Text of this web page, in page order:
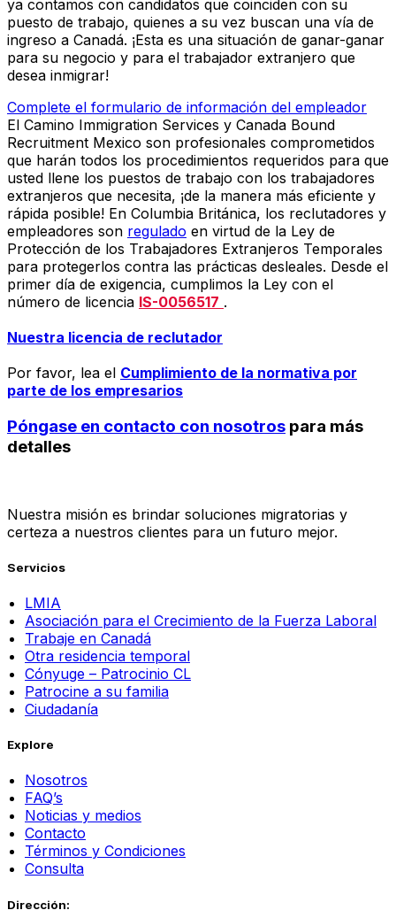
ya contamos con candidatos que coinciden con su
puesto de trabajo, quienes a su vez buscan una vía de
ingreso a Canadá. ¡Esta es una situación de ganar-ganar
para su negocio y para el trabajador extranjero que
desea inmigrar!
Complete el formulario de información del empleador
El Camino Immigration Services y Canada Bound
Recruitment Mexico son profesionales comprometidos
que harán todos los procedimientos requeridos para que
usted llene los puestos de trabajo con los trabajadores
extranjeros que necesita, ¡de la manera más eficiente y
rápida posible! En Columbia Británica, los reclutadores y
empleadores son regulado en virtud de la Ley de
Protección de los Trabajadores Extranjeros Temporales
para protegerlos contra las prácticas desleales. Desde el
primer día de exigencia, cumplimos la Ley con el
número de licencia IS-0056517 .
Nuestra licencia de reclutador
Por favor, lea el Cumplimiento de la normativa por
parte de los empresarios
Póngase en contacto con nosotros para más
detalles
Nuestra misión es brindar soluciones migratorias y
certeza a nuestros clientes para un futuro mejor.
Servicios
LMIA
Asociación para el Crecimiento de la Fuerza Laboral
Trabaje en Canadá
Otra residencia temporal
Cónyuge – Patrocinio CL
Patrocine a su familia
Ciudadanía
Explore
Nosotros
FAQ’s
Noticias y medios
Contacto
Términos y Condiciones
Consulta
Dirección: